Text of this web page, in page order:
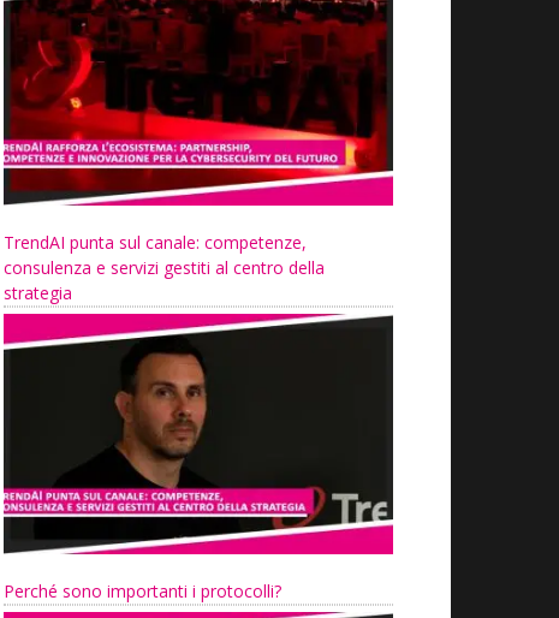
TrendAI punta sul canale: competenze,
consulenza e servizi gestiti al centro della
strategia
Perché sono importanti i protocolli?